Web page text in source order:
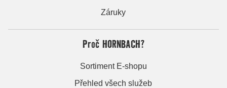
Záruky
Proč HORNBACH?
Sortiment E-shopu
Přehled všech služeb